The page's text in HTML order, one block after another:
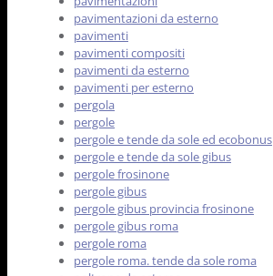
pavimentazioni da esterno
pavimenti
pavimenti compositi
pavimenti da esterno
pavimenti per esterno
pergola
pergole
pergole e tende da sole ed ecobonus
pergole e tende da sole gibus
pergole frosinone
pergole gibus
pergole gibus provincia frosinone
pergole gibus roma
pergole roma
pergole roma. tende da sole roma